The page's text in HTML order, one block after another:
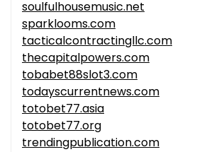
soulfulhousemusic.net
sparklooms.com
tacticalcontractingllc.com
thecapitalpowers.com
tobabet88slot3.com
todayscurrentnews.com
totobet77.asia
totobet77.org
trendingpublication.com